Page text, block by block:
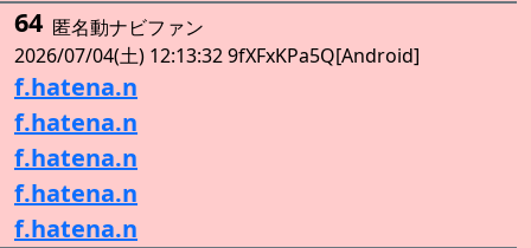
64 匿名動ナビファン
2026/07/04(土) 12:13:32 9fXFxKPa5Q[Android]
f.hatena.n
f.hatena.n
f.hatena.n
f.hatena.n
f.hatena.n